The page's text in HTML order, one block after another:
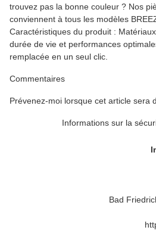
trouvez pas la bonne couleur ? Nos
conviennent à tous les modèles
Caractéristiques du produit :
durée de vie et performances
remplacée en un seul clic.
Commentaires
Prévenez-moi lorsque cet article sera
Informations sur la
Bad